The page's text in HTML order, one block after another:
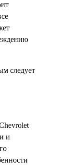
следует
и